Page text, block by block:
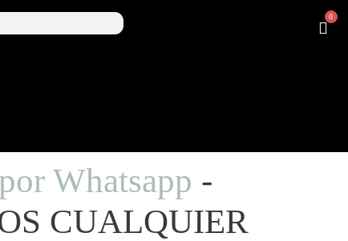
0
Whatsapp -
CUALQUIER